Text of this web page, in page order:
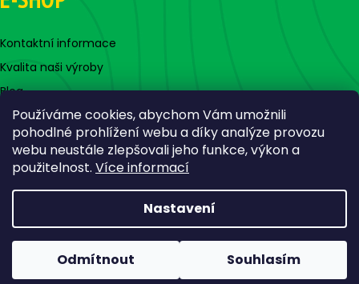
Používáme cookies, abychom Vám umožnili
pohodlné prohlížení webu a díky analýze provozu
webu neustále zlepšovali jeho funkce, výkon a
použitelnost. Více informací
Nastavení
Odmítnout Souhlasím
Kontaktní informace
Kvalita naši výroby
Blog
Copyright 2026Jigovky.cz. Všechna práva vyhrazena.
Upravit nastavení cookies